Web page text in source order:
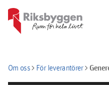
Om osschevron_rightFör leverantörerchevron_right